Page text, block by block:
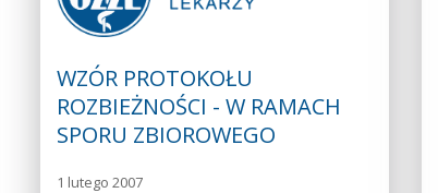
WZÓR PROTOKOŁU
ROZBIEŻNOŚCI - W RAMACH
SPORU ZBIOROWEGO
1 lutego 2007